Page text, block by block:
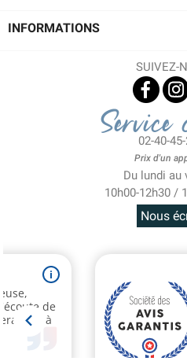
INFORMATIONS
SUIVEZ-
02-40-
Prix d'un
Du lundi au
10h00-12h30 /
Nous